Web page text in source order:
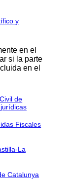
y
en el
si la parte
en el
de
Fiscales
La
Catalunya